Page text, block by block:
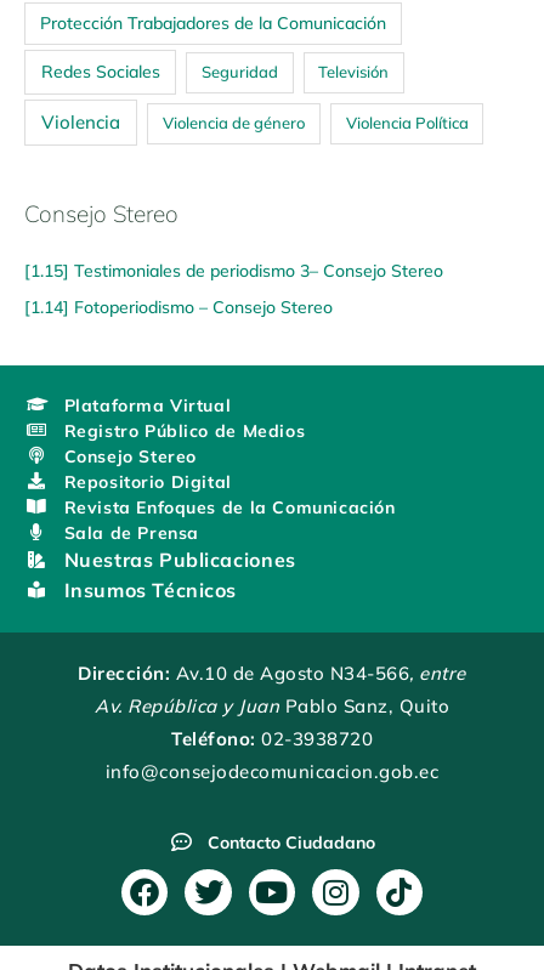
Protección Trabajadores de la Comunicación
Redes Sociales Seguridad Televisión
Violencia Violencia de género Violencia Política
Consejo Stereo
[1.15] Testimoniales de periodismo 3– Consejo Stereo
[1.14] Fotoperiodismo – Consejo Stereo
Plataforma Virtual
Registro Público de Medios
Consejo Stereo
Repositorio Digital
Revista Enfoques de la Comunicación
Sala de Prensa
Nuestras Publicaciones
Insumos Técnicos
Dirección: Av.10 de Agosto N34-566, entre
Av. República y Juan Pablo Sanz, Quito
Teléfono: 02-3938720
info@consejodecomunicacion.gob.ec
Contacto Ciudadano
F
a
c
T
w
i
Y
o
u
I
n
s
T
i
k